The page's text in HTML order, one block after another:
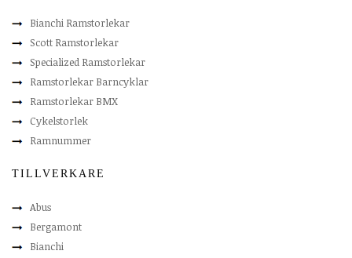
Bianchi Ramstorlekar
Scott Ramstorlekar
Specialized Ramstorlekar
Ramstorlekar Barncyklar
Ramstorlekar BMX
Cykelstorlek
Ramnummer
TILLVERKARE
Abus
Bergamont
Bianchi